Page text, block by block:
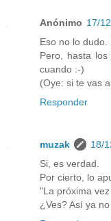
Anónimo 17/
Eso no lo dudo.
Pero, hasta
cuando :-)
(Oye: si te vas
Responder
muzak
18/
Si, es verdad.
Por cierto, lo
"La próxima
¿Ves? Así ya